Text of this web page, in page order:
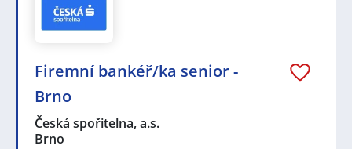
Firemní bankéř/ka senior -
Brno
Česká spořitelna, a.s.
Brno